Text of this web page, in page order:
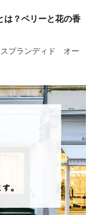
は？ベリーと花の香
プランディド オー